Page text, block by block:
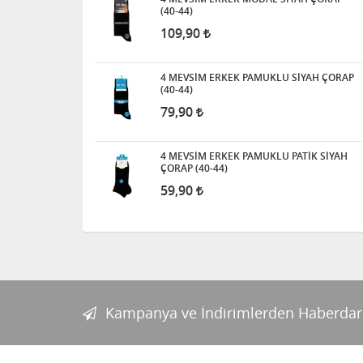
(40-44)
109,90
4 MEVSİM ERKEK PAMUKLU SİYAH ÇORAP
(40-44)
79,90
4 MEVSİM ERKEK PAMUKLU PATİK SİYAH
ÇORAP (40-44)
59,90
Kampanya ve İndirimlerden